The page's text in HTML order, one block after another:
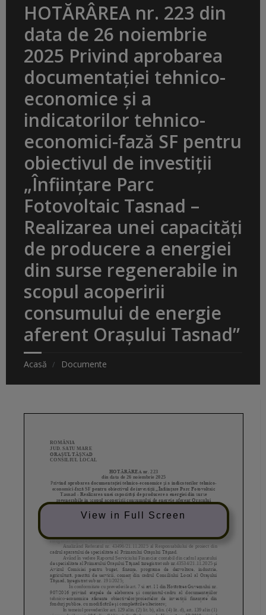
HOTĂRÂREA nr. 223 din
data de 26 noiembrie
2025 Privind aprobarea
documentației tehnico-
economice și a
indicatorilor tehnico-
economici-fază SF pentru
obiectivul de investiții
„Înființare Parc
Fotovoltaic Tasnad –
Realizarea unei capacități
de producere a energiei
din surse regenerabile in
scopul acoperirii
consumului de energie
aferent Orașului Tasnad”
Acasă Documente
View in Full Screen